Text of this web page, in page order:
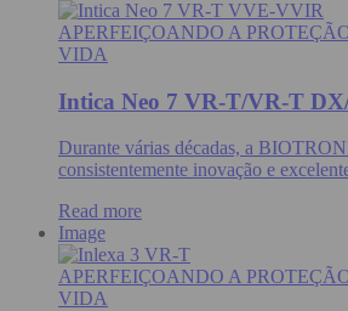
APERFEIÇOANDO A
VIDA
Intica Neo 7 VR-T/VR-T
Durante várias décadas, a
consistentemente inovação e
Read more
Image
APERFEIÇOANDO A
VIDA